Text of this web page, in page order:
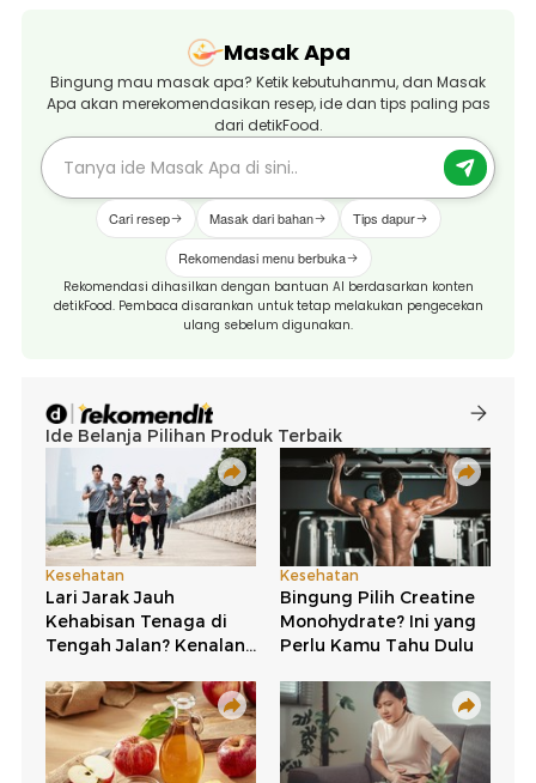
Masak Apa
Bingung mau masak apa? Ketik kebutuhanmu, dan Masak
Apa akan merekomendasikan resep, ide dan tips paling pas
dari detikFood.
Cari resep Masak dari bahan Tips dapur
Rekomendasi menu berbuka
Rekomendasi dihasilkan dengan bantuan AI berdasarkan konten
detikFood. Pembaca disarankan untuk tetap melakukan pengecekan
ulang sebelum digunakan.